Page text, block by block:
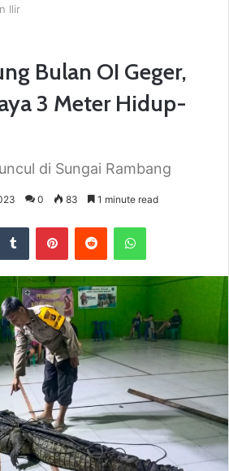
Ilir
Bulan OI Geger,
3 Meter Hidup-
di Sungai Rambang
0 83 1 minute read